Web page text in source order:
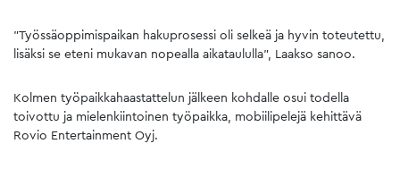
”Työssäoppimispaikan hakuprosessi oli selkeä ja hyvin toteutettu,
lisäksi se eteni mukavan nopealla aikataululla”, Laakso sanoo.
Kolmen työpaikkahaastattelun jälkeen kohdalle osui todella
toivottu ja mielenkiintoinen työpaikka, mobiilipelejä kehittävä
Rovio Entertainment Oyj.